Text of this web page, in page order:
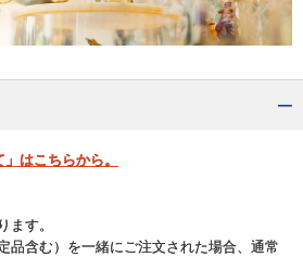
はこちらから。
ます。
品含む）を一緒にご注文された場合、通常